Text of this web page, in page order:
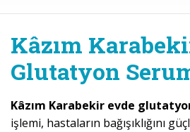
Kâzım
Glutatyon
Kâzım Karabekir evde
işlemi, hastaların bağışıklığını